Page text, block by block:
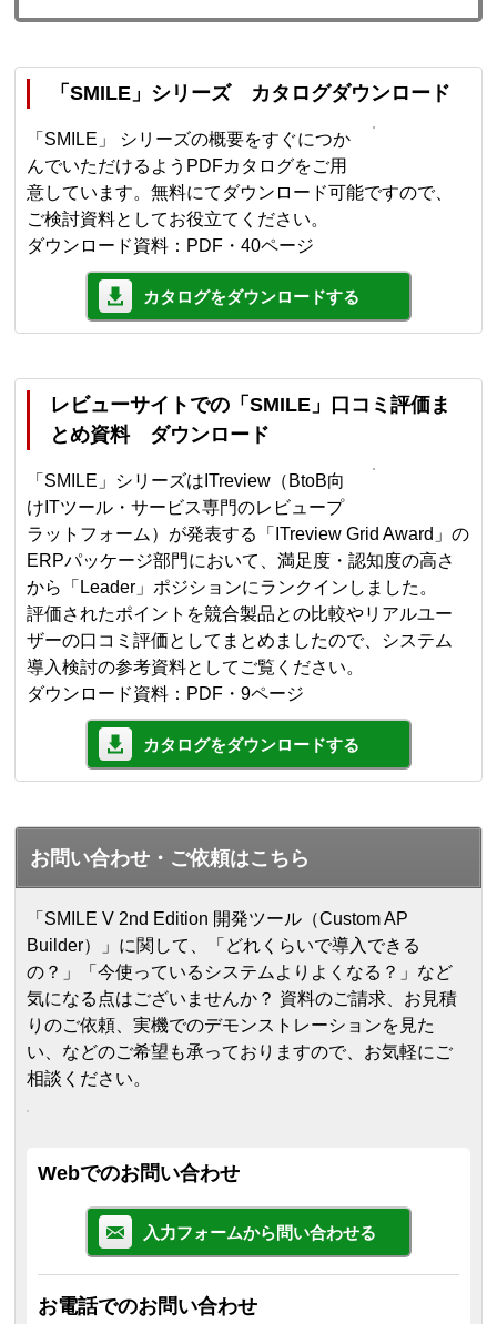
「SMILE」シリーズ カタログダウンロード
「SMILE」 シリーズの概要をすぐにつか
んでいただけるようPDFカタログをご用
意しています。無料にてダウンロード可能ですので、
ご検討資料としてお役立てください。
ダウンロード資料：PDF・40ページ
カタログをダウンロードする
レビューサイトでの「SMILE」口コミ評価ま
とめ資料 ダウンロード
「SMILE」シリーズはITreview（BtoB向
けITツール・サービス専門のレビュープ
ラットフォーム）が発表する「ITreview Grid Award」の
ERPパッケージ部門において、満足度・認知度の高さ
から「Leader」ポジションにランクインしました。
評価されたポイントを競合製品との比較やリアルユー
ザーの口コミ評価としてまとめましたので、システム
導入検討の参考資料としてご覧ください。
ダウンロード資料：PDF・9ページ
カタログをダウンロードする
お問い合わせ・ご依頼はこちら
「SMILE V 2nd Edition 開発ツール（Custom AP
Builder）」に関して、「どれくらいで導入できる
の？」「今使っているシステムよりよくなる？」など
気になる点はございませんか？ 資料のご請求、お見積
りのご依頼、実機でのデモンストレーションを見た
い、などのご希望も承っておりますので、お気軽にご
相談ください。
Webでのお問い合わせ
入力フォームから問い合わせる
お電話でのお問い合わせ